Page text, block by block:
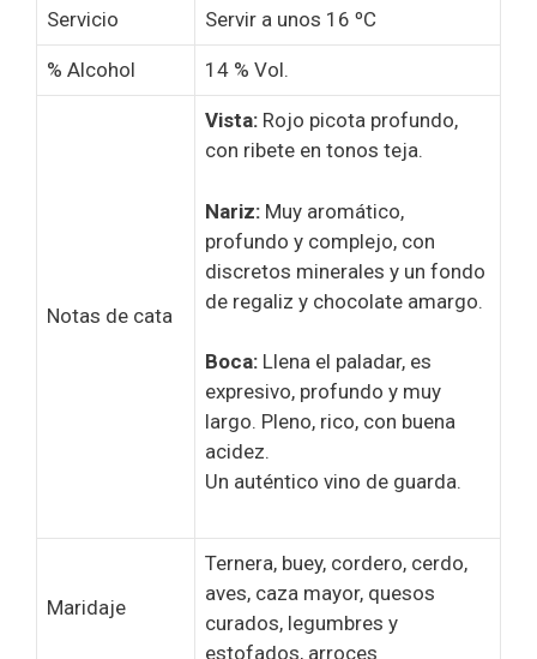
Servicio Servir a unos 16 ºC
% Alcohol 14 % Vol.
Notas de cata
Vista: Rojo picota profundo,
con ribete en tonos teja.
Nariz: Muy aromático,
profundo y complejo, con
discretos minerales y un fondo
de regaliz y chocolate amargo.
Boca: Llena el paladar, es
expresivo, profundo y muy
largo. Pleno, rico, con buena
acidez.
Un auténtico vino de guarda.
Maridaje
Ternera, buey, cordero, cerdo,
aves, caza mayor, quesos
curados, legumbres y
estofados, arroces